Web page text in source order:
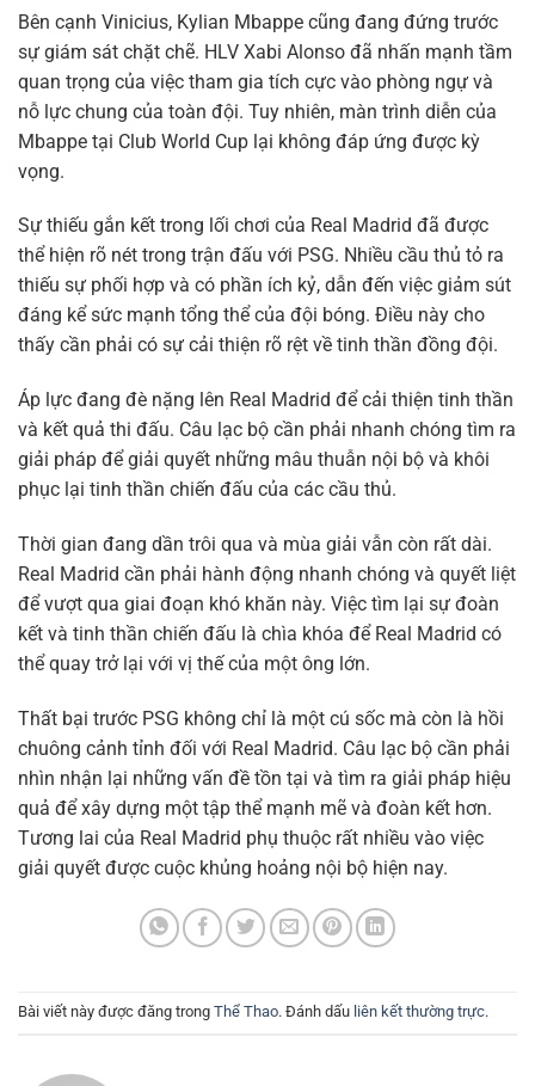
Bên cạnh Vinicius, Kylian Mbappe cũng đang đứng trước
sự giám sát chặt chẽ. HLV Xabi Alonso đã nhấn mạnh tầm
quan trọng của việc tham gia tích cực vào phòng ngự và
nỗ lực chung của toàn đội. Tuy nhiên, màn trình diễn của
Mbappe tại Club World Cup lại không đáp ứng được kỳ
vọng.
Sự thiếu gắn kết trong lối chơi của Real Madrid đã được
thể hiện rõ nét trong trận đấu với PSG. Nhiều cầu thủ tỏ ra
thiếu sự phối hợp và có phần ích kỷ, dẫn đến việc giảm sút
đáng kể sức mạnh tổng thể của đội bóng. Điều này cho
thấy cần phải có sự cải thiện rõ rệt về tinh thần đồng đội.
Áp lực đang đè nặng lên Real Madrid để cải thiện tinh thần
và kết quả thi đấu. Câu lạc bộ cần phải nhanh chóng tìm ra
giải pháp để giải quyết những mâu thuẫn nội bộ và khôi
phục lại tinh thần chiến đấu của các cầu thủ.
Thời gian đang dần trôi qua và mùa giải vẫn còn rất dài.
Real Madrid cần phải hành động nhanh chóng và quyết liệt
để vượt qua giai đoạn khó khăn này. Việc tìm lại sự đoàn
kết và tinh thần chiến đấu là chìa khóa để Real Madrid có
thể quay trở lại với vị thế của một ông lớn.
Thất bại trước PSG không chỉ là một cú sốc mà còn là hồi
chuông cảnh tỉnh đối với Real Madrid. Câu lạc bộ cần phải
nhìn nhận lại những vấn đề tồn tại và tìm ra giải pháp hiệu
quả để xây dựng một tập thể mạnh mẽ và đoàn kết hơn.
Tương lai của Real Madrid phụ thuộc rất nhiều vào việc
giải quyết được cuộc khủng hoảng nội bộ hiện nay.
Bài viết này được đăng trong Thể Thao. Đánh dấu liên kết thường trực.